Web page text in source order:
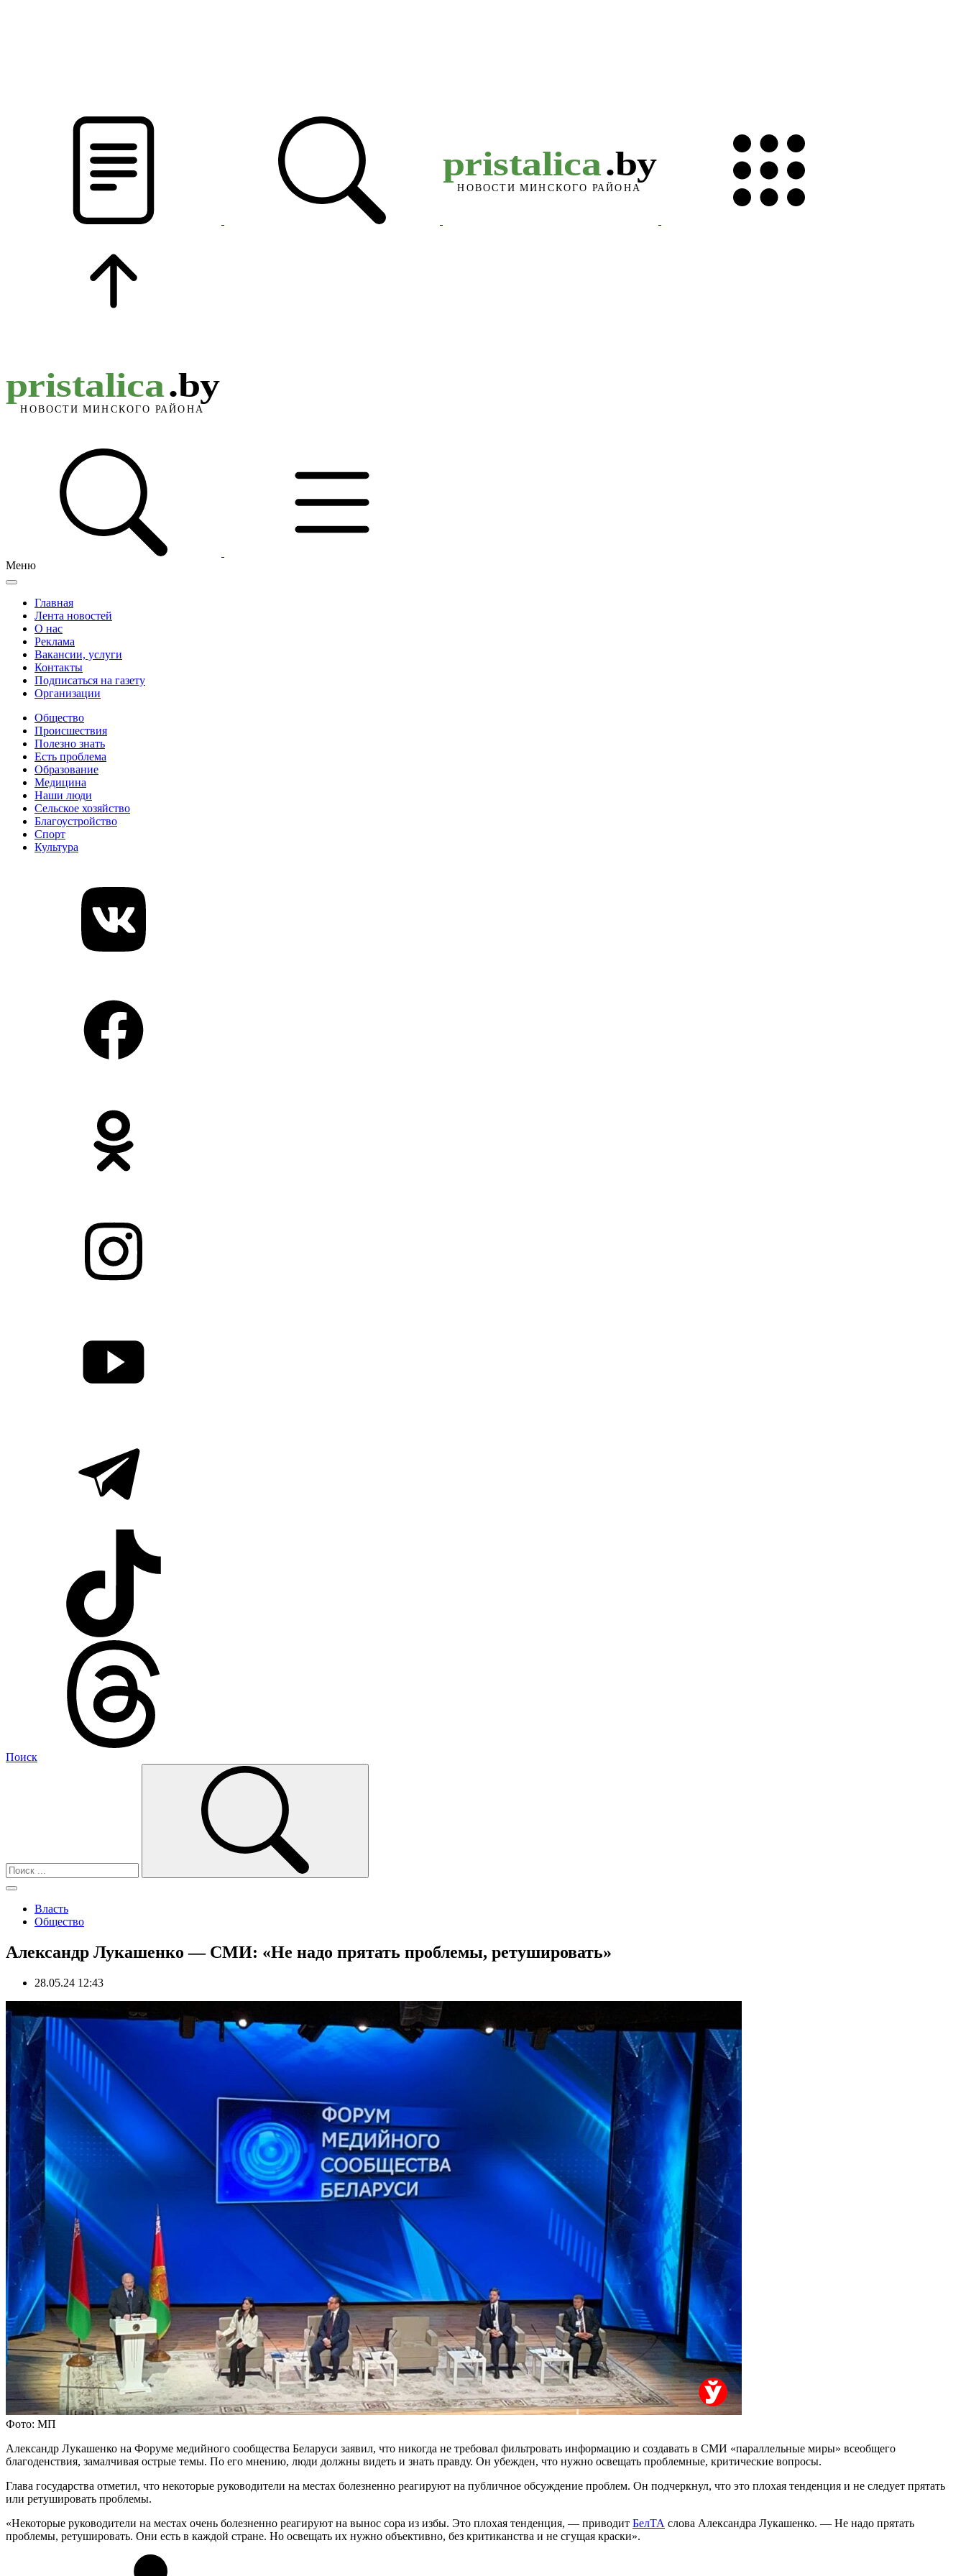
Меню
Главная
Лента новостей
О нас
Реклама
Вакансии, услуги
Контакты
Подписаться на газету
Организации
Общество
Происшествия
Полезно знать
Есть проблема
Образование
Медицина
Наши люди
Сельское хозяйство
Благоустройство
Спорт
Культура
Поиск
Власть
Общество
Александр Лукашенко — СМИ: «Не надо прятать проблемы, ретушировать»
28.05.24 12:43
Фото: МП
Александр Лукашенко на Форуме медийного сообщества Беларуси заявил, что никогда не требовал фильтровать информацию и создавать в СМИ «параллельные миры» всеобщего
благоденствия, замалчивая острые темы. По его мнению, люди должны видеть и знать правду. Он убежден, что нужно освещать проблемные, критические вопросы.
Глава государства отметил, что некоторые руководители на местах болезненно реагируют на публичное обсуждение проблем. Он подчеркнул, что это плохая тенденция и не следует прятать
или ретушировать проблемы.
«Некоторые руководители на местах очень болезненно реагируют на вынос сора из избы. Это плохая тенденция, — приводит БелТА слова Александра Лукашенко. — Не надо прятать
проблемы, ретушировать. Они есть в каждой стране. Но освещать их нужно объективно, без критиканства и не сгущая краски».